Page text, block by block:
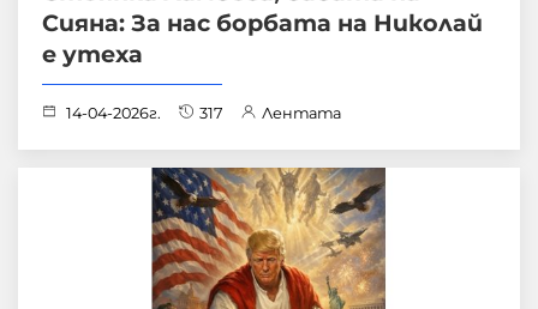
Сияна: За нас борбата на Николай
е утеха
14-04-2026г. 317 Лентата